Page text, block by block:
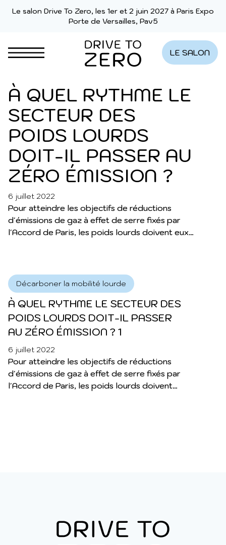
Aller au contenu
Le salon Drive To Zero, les 1er et 2 juin 2027 à Paris Expo
Porte de Versailles, Pav5
LE SALON
ÉMISSIONS
DERNIÈRES ACTUALITÉS
À QUEL RYTHME LE
SECTEUR DES
POIDS LOURDS
DOIT-IL PASSER AU
ZÉRO ÉMISSION ?
6 juillet 2022
Pour atteindre les objectifs de réductions
d'émissions de gaz à effet de serre fixés par
l'Accord de Paris, les poids lourds doivent eux
Décarboner la mobilité lourde
À QUEL RYTHME LE SECTEUR DES
POIDS LOURDS DOIT-IL PASSER
AU ZÉRO ÉMISSION ? 1
6 juillet 2022
Pour atteindre les objectifs de réductions
d'émissions de gaz à effet de serre fixés par
l'Accord de Paris, les poids lourds doivent